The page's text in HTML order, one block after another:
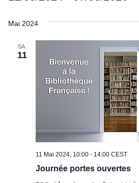
wählen.
Mai 2024
SA.
11
Journée portes ouvertes
11 Mai 2024; 10:00 - 14:00 CEST